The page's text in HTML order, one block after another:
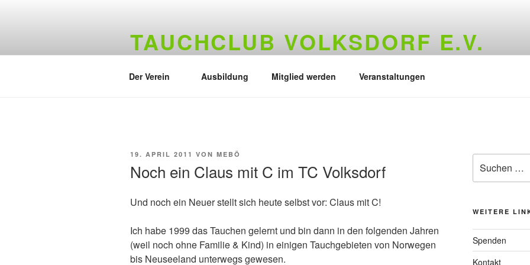
TAUCHCLUB VOLKSDORF E.V.
Der Verein Ausbildung Mitglied werden Veranstaltungen
VERÖFFENTLICHT
19. APRIL 2011 VON MEBÖ
Noch ein Claus mit C im TC Volksdorf
Und noch ein Neuer stellt sich heute selbst vor: Claus mit C!
Ich habe 1999 das Tauchen gelernt und bin dann in den folgenden Jahren
(weil noch ohne Familie & Kind) in einigen Tauchgebieten von Norwegen
bis Neuseeland unterwegs gewesen.
nach:
WEITERE
Spenden
Kontakt